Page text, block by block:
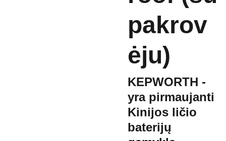
pakrov
ėju)
KEPWORTH -
yra pirmaujanti
Kinijos ličio
baterijų